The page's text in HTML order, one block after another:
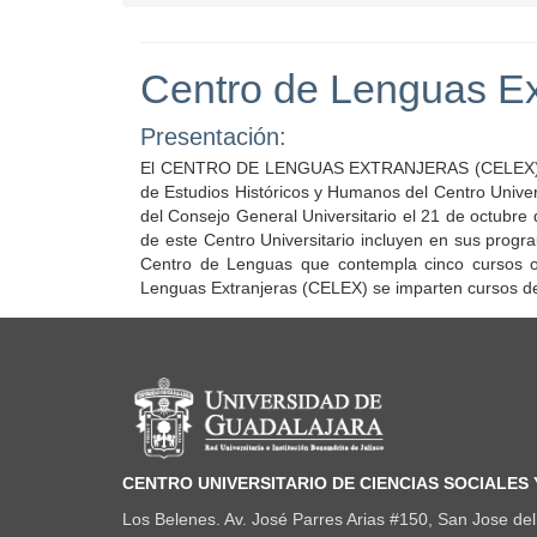
Centro de Lenguas
Presentación:
El CENTRO DE LENGUAS EXTRANJERAS
de Estudios Históricos y Humanos del Centro
del Consejo General Universitario el 21 de
de este Centro Universitario incluyen en sus
Centro de Lenguas que contempla cinco
Lenguas Extranjeras (CELEX) se imparten cursos
Información del portal
CENTRO UNIVERSITARIO DE CIENCIAS SOCIALES
Los Belenes. Av. José Parres Arias #150, San Jose del